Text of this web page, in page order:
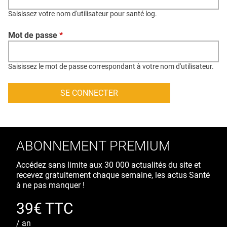
CONTACT
CRÉDITS
Saisissez votre nom d'utilisateur pour santé log.
Mot de passe *
Saisissez le mot de passe correspondant à votre nom d'utilisateur.
ABONNEMENT PREMIUM
Accédez sans limite aux 30 000 actualités du site et
recevez gratuitement chaque semaine, les actus Santé
à ne pas manquer !
39€ TTC
/ an